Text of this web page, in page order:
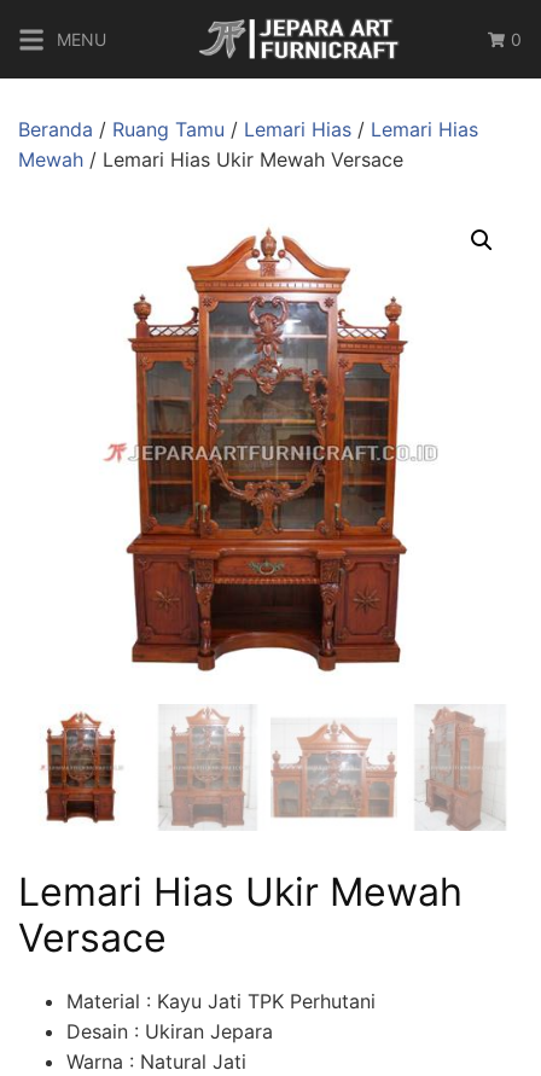
MENU 0
Beranda / Ruang Tamu / Lemari Hias / Lemari Hias
Mewah / Lemari Hias Ukir Mewah Versace
Lemari Hias Ukir Mewah
Versace
Material : Kayu Jati TPK Perhutani
Desain : Ukiran Jepara
Warna : Natural Jati